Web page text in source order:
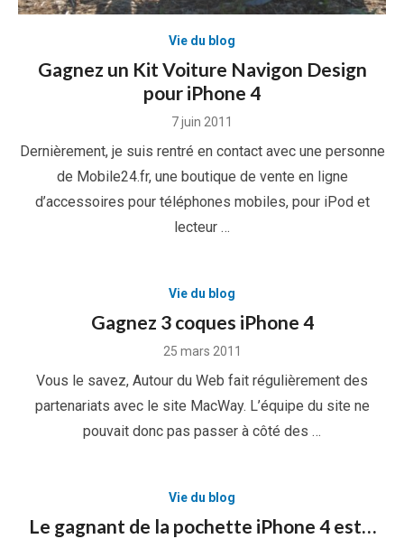
Vie du blog
Gagnez un Kit Voiture Navigon Design
pour iPhone 4
Posted
7 juin 2011
Dernièrement, je suis rentré en contact avec une personne
de Mobile24.fr, une boutique de vente en ligne
d’accessoires pour téléphones mobiles, pour iPod et
lecteur …
Vie du blog
Gagnez 3 coques iPhone 4
Posted
25 mars 2011
Vous le savez, Autour du Web fait régulièrement des
partenariats avec le site MacWay. L’équipe du site ne
pouvait donc pas passer à côté des …
Vie du blog
Le gagnant de la pochette iPhone 4 est…